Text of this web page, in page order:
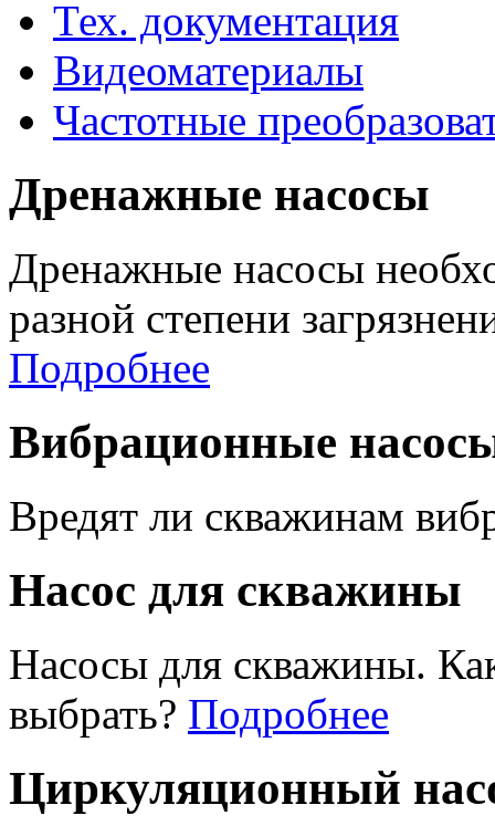
Тех. документация
Видеоматериалы
Частотные
Дренажные насосы
Дренажные насосы
разной степени
Подробнее
Вибрационные
Вредят ли скважинам
Насос для скважины
Насосы для скважины.
выбрать? Подробнее
Циркуляционный